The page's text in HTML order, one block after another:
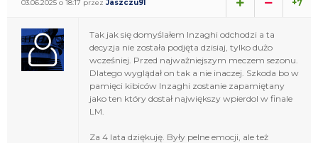
03.06.2025 o 18:17 przez Jaszczu91 +7
Tak jak się domyślałem Inzaghi odchodzi a ta
decyzja nie została podjęta dzisiaj, tylko dużo
wcześniej. Przed najważniejszym meczem sezonu.
Dlatego wyglądał on tak a nie inaczej. Szkoda bo w
pamięci kibiców Inzaghi zostanie zapamiętany
jako ten który dostał największy wpierdol w finale
LM.
Za 4 lata dziękuję. Były pelne emocji, ale też